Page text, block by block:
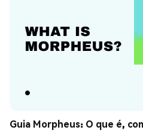
Guia Morpheus: O que é,